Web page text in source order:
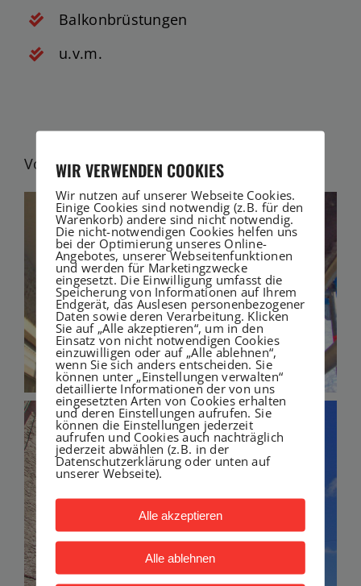
Balkonbrüstungen
u.v.m.
Vorher / Nachher Vergleich
WIR VERWENDEN COOKIES
Wir nutzen auf unserer Webseite Cookies.
Einige Cookies sind notwendig (z.B. für den
Warenkorb) andere sind nicht notwendig.
Die nicht-notwendigen Cookies helfen uns
bei der Optimierung unseres Online-
Angebotes, unserer Webseitenfunktionen
und werden für Marketingzwecke
eingesetzt. Die Einwilligung umfasst die
Speicherung von Informationen auf Ihrem
Endgerät, das Auslesen personenbezogener
Daten sowie deren Verarbeitung. Klicken
Sie auf „Alle akzeptieren“, um in den
Einsatz von nicht notwendigen Cookies
einzuwilligen oder auf „Alle ablehnen“,
wenn Sie sich anders entscheiden. Sie
können unter „Einstellungen verwalten“
detaillierte Informationen der von uns
eingesetzten Arten von Cookies erhalten
und deren Einstellungen aufrufen. Sie
können die Einstellungen jederzeit
aufrufen und Cookies auch nachträglich
jederzeit abwählen (z.B. in der
Datenschutzerklärung oder unten auf
unserer Webseite).
Alle akzeptieren
Alle ablehnen